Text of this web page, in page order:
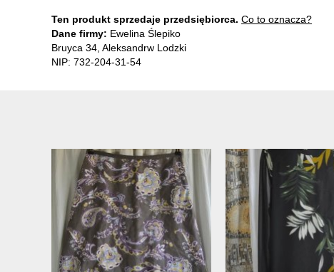
Ten produkt sprzedaje przedsiębiorca. Co to oznacza?
Dane firmy: Ewelina Ślepiko
Bruyca 34, Aleksandrw Lodzki
NIP: 732-204-31-54